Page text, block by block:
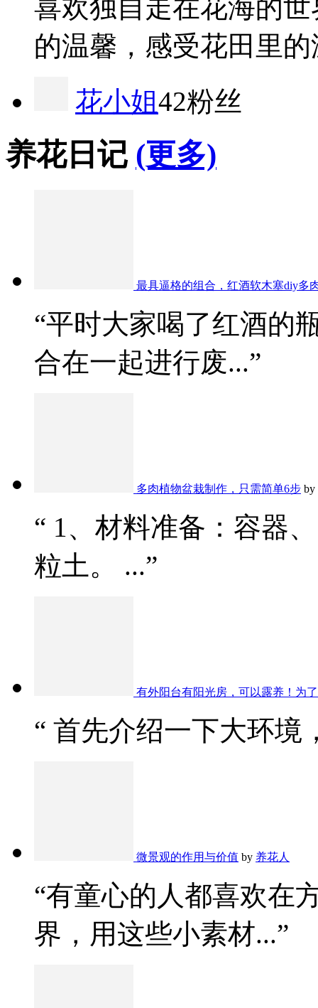
喜欢独自走在花海的
的温馨，感受花田里
花小姐42粉丝
养花日记 (更多)
最具逼格的组合，红酒软木塞diy多
“平时大家喝了红酒的
合在一起进行废...”
多肉植物盆栽制作，只需简单6步 by
“ 1、材料准备：容器
粒土。 ...”
有外阳台有阳光房，可以露养！为
“ 首先介绍一下大环境
微景观的作用与价值 by 养花人
“有童心的人都喜欢在
界，用这些小素材...”